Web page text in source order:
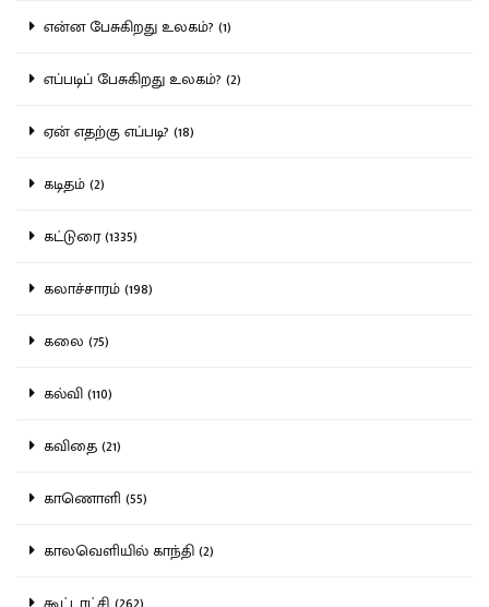
என்ன பேசுகிறது உலகம்? (1)
எப்படிப் பேசுகிறது உலகம்? (2)
ஏன் எதற்கு எப்படி? (18)
கடிதம் (2)
கட்டுரை (1335)
கலாச்சாரம் (198)
கலை (75)
கல்வி (110)
கவிதை (21)
காணொளி (55)
காலவெளியில் காந்தி (2)